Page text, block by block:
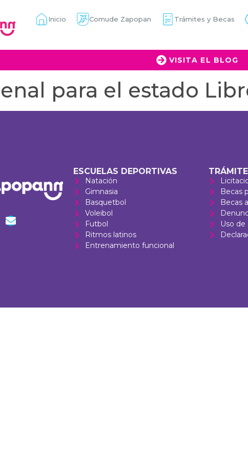
Inicio Comude Zapopan Trámites y Becas
VISITA EL BLOG
para el estado
ESCUELAS DEPORTIVAS
Natación
Gimnasia
Basquetbol
Voleibol
Futbol
Ritmos latinos
Entrenamiento funcional
Becas
Becas
Uso de